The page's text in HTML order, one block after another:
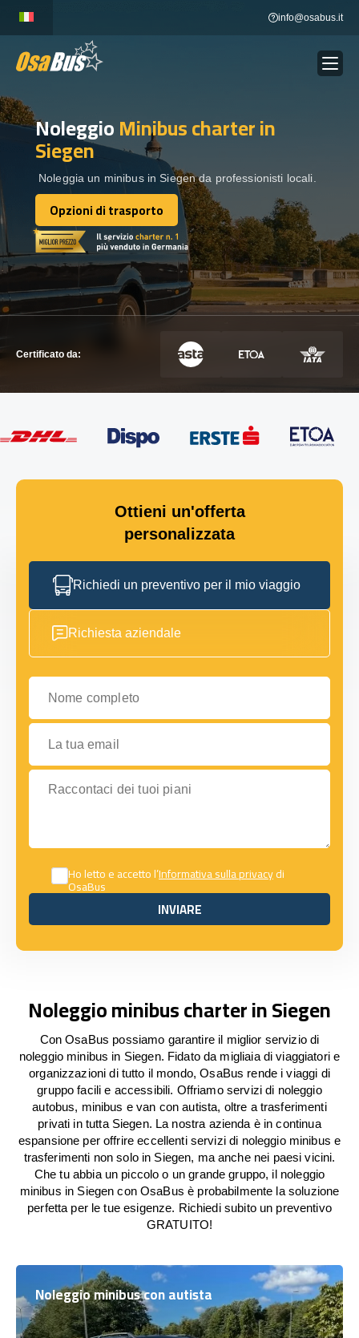
content
info@osabus.it
NOLEGGIO AUTOBUS Show dropdown
DESTINAZIONI
FLOTTA
METTITI IN CONTATTO
METTITI IN CONTATTO
NoleggioMinibus charterin
Siegen
Noleggia un minibus in Siegen da professionisti locali.
Opzioni di trasporto
Opzioni di trasporto
Certificato da:
Ottieni un'offerta
personalizzata
Richiedi un preventivo per il mio viaggio
Richiesta aziendale
Nome completo
La tua email
Raccontaci dei tuoi piani
Ho letto e accetto l’Informativa sulla privacydi
OsaBus
INVIARE
INVIARE
Noleggio minibus charter in Siegen
Con OsaBus possiamo garantire il miglior servizio di
noleggio minibus in Siegen. Fidato da migliaia di viaggiatori e
organizzazioni di tutto il mondo, OsaBus rende i viaggi di
gruppo facili e accessibili. Offriamo servizi di noleggio
autobus, minibus e van con autista, oltre a trasferimenti
privati in tutta Siegen. La nostra azienda è in continua
espansione per offrire eccellenti servizi di noleggio minibus e
trasferimenti non solo in Siegen, ma anche nei paesi vicini.
Che tu abbia un piccolo o un grande gruppo, il noleggio
minibus in Siegen con OsaBus è probabilmente la soluzione
perfetta per le tue esigenze. Richiedi subito un preventivo
GRATUITO!
Noleggio minibus con autista